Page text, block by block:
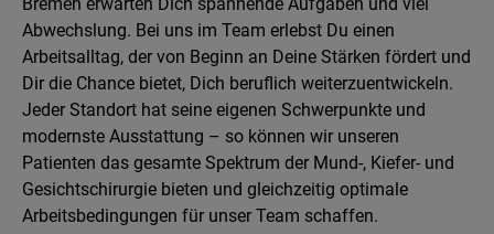
Abwechslung. Bei uns im Team erlebst Du einen
Arbeitsalltag, der von Beginn an Deine Stärken fördert und
Dir die Chance bietet, Dich beruflich weiterzuentwickeln.
Jeder Standort hat seine eigenen Schwerpunkte und
modernste Ausstattung – so können wir unseren
Patienten das gesamte Spektrum der Mund-, Kiefer- und
Gesichtschirurgie bieten und gleichzeitig optimale
Arbeitsbedingungen für unser Team schaffen.